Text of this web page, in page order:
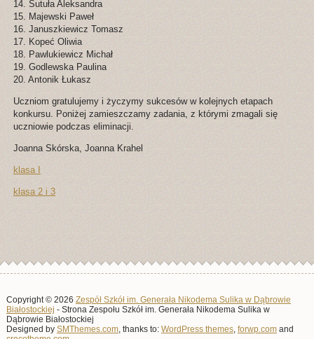
14. Sutuła Aleksandra
15. Majewski Paweł
16. Januszkiewicz Tomasz
17. Kopeć Oliwia
18. Pawlukiewicz Michał
19. Godlewska Paulina
20. Antonik Łukasz
Uczniom gratulujemy i życzymy sukcesów w kolejnych etapach
konkursu. Poniżej zamieszczamy zadania, z którymi zmagali się
uczniowie podczas eliminacji.
Joanna Skórska, Joanna Krahel
klasa I
klasa 2 i 3
Copyright © 2026 Zespół Szkół im. Generała Nikodema Sulika w Dąbrowie
Białostockiej - Strona Zespołu Szkół im. Generała Nikodema Sulika w
Dąbrowie Białostockiej
Designed by SMThemes.com, thanks to: WordPress themes, forwp.comand